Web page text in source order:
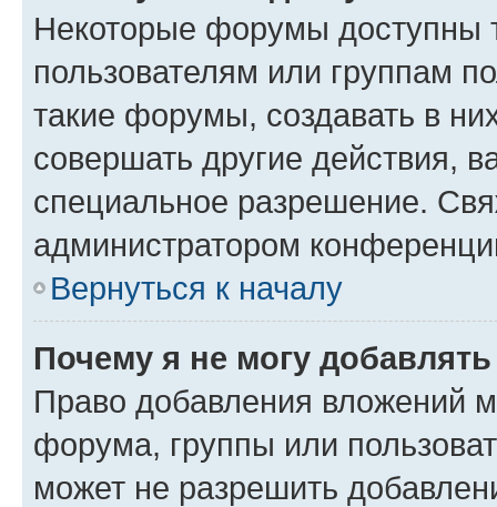
Некоторые форумы доступны
пользователям или группам
такие форумы, создавать в
совершать другие действия,
специальное разрешение.
администратором
Вернуться к началу
Почему я не могу
Право добавления вложений
форума, группы или
может не разрешить